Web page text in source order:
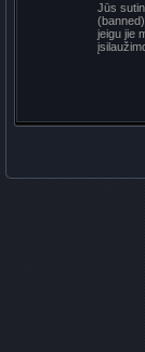
Jūs
jeigu jie